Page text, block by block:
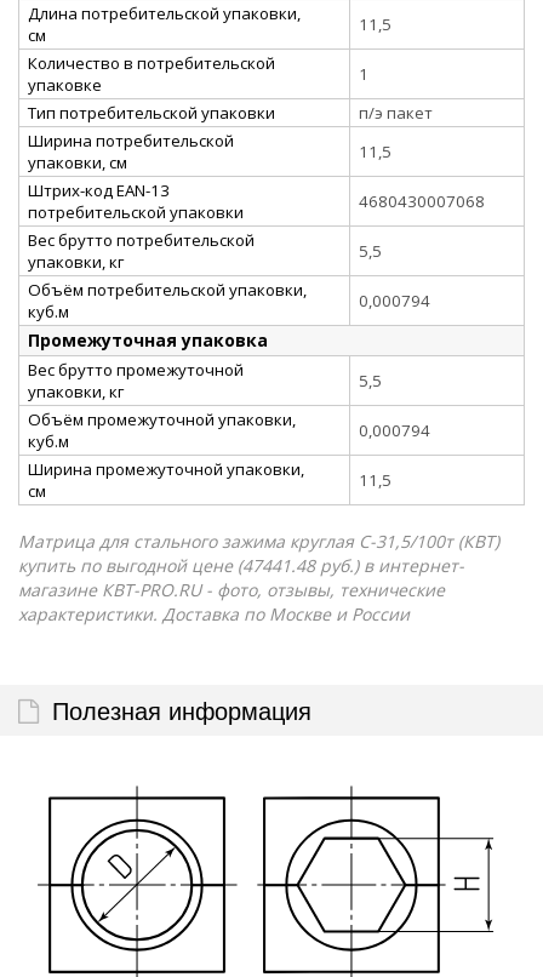
Длина потребительской упаковки,
см
11,5
Количество в потребительской
упаковке
1
Тип потребительской упаковки
п/э пакет
Ширина потребительской
упаковки, см
11,5
Штрих-код EAN-13
потребительской упаковки
4680430007068
Вес брутто потребительской
упаковки, кг
5,5
Объём потребительской упаковки,
куб.м
0,000794
Промежуточная упаковка
Вес брутто промежуточной
упаковки, кг
5,5
Объём промежуточной упаковки,
куб.м
0,000794
Ширина промежуточной упаковки,
см
11,5
Матрица для стального зажима круглая С-31,5/100т (КВТ)
купить по выгодной цене (47441.48 руб.) в интернет-
магазине КВТ-PRO.RU - фото, отзывы, технические
характеристики. Доставка по Москве и России
Полезная информация